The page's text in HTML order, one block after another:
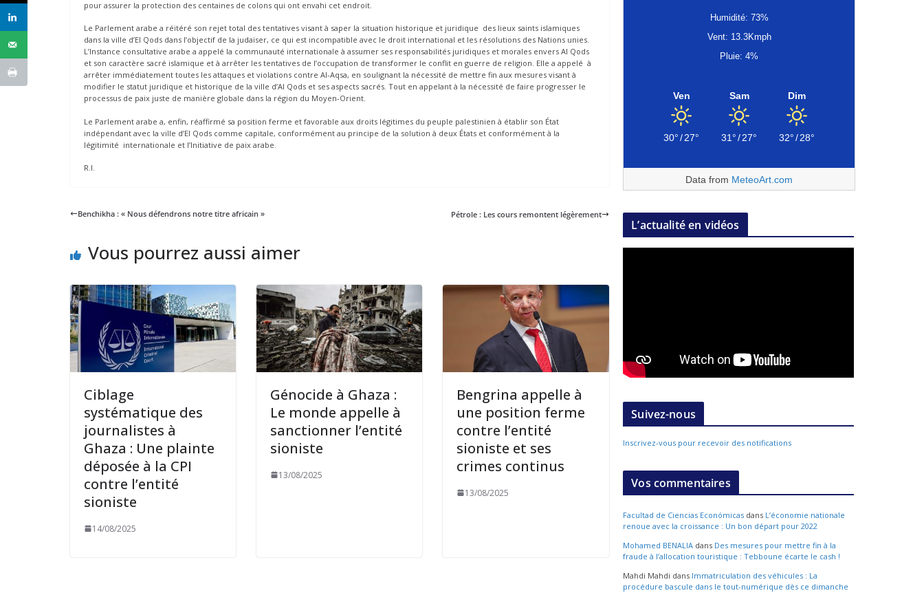
pour assurer la protection des centaines de colons qui ont envahi cet endroit.
Le Parlement arabe a réitéré son rejet total des tentatives visant à saper la situation historique et juridique des lieux saints islamiques
dans la ville d’El Qods dans l’objectif de la judaïser, ce qui est incompatible avec le droit international et les résolutions des Nations unies.
L’Instance consultative arabe a appelé la communauté internationale à assumer ses responsabilités juridiques et morales envers Al Qods
et son caractère sacré islamique et à arrêter les tentatives de l’occupation de transformer le conflit en guerre de religion. Elle a appelé à
arrêter immédiatement toutes les attaques et violations contre Al-Aqsa, en soulignant la nécessité de mettre fin aux mesures visant à
modifier le statut juridique et historique de la ville d’Al Qods et ses aspects sacrés. Tout en appelant à la nécessité de faire progresser le
processus de paix juste de manière globale dans la région du Moyen-Orient.
Le Parlement arabe a, enfin, réaffirmé sa position ferme et favorable aux droits légitimes du peuple palestinien à établir son État
indépendant avec la ville d’El Qods comme capitale, conformément au principe de la solution à deux États et conformément à la
légitimité internationale et l’Initiative de paix arabe.
R.I.
Benchikha : « Nous défendrons notre titre africain » Pétrole : Les cours remontent légèrement
Vous pourrez aussi aimer
Ciblage
systématique des
journalistes à
Ghaza : Une plainte
déposée à la CPI
contre l’entité
sioniste
14/08/2025
Génocide à Ghaza :
Le monde appelle à
sanctionner l’entité
sioniste
13/08/2025
Bengrina appelle à
une position ferme
contre l’entité
sioniste et ses
crimes continus
13/08/2025
Humidité: 73%
Vent: 13.3Kmph
Pluie: 4%
Ven
30°/27°
Sam
31°/27°
Dim
32°/28°
Data from MeteoArt.com
L’actualité en vidéos
Suivez-nous
Inscrivez-vous pour recevoir des notifications
Vos commentaires
Facultad de Ciencias Económicas dans L’économie nationale
renoue avec la croissance : Un bon départ pour 2022
Mohamed BENALIA dans Des mesures pour mettre fin à la
fraude à l’allocation touristique : Tebboune écarte le cash !
Mahdi Mahdi dans Immatriculation des véhicules : La
procédure bascule dans le tout-numérique dès ce dimanche